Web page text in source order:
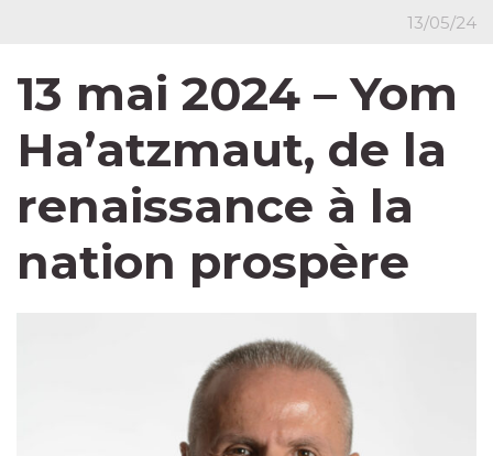
13/05/24
13 mai 2024 – Yom
Ha’atzmaut, de la
renaissance à la
nation prospère